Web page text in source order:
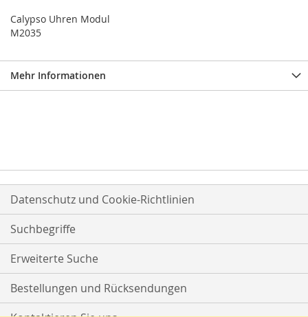
Calypso Uhren Modul
M2035
Mehr Informationen
Datenschutz und Cookie-Richtlinien
Suchbegriffe
Erweiterte Suche
Bestellungen und Rücksendungen